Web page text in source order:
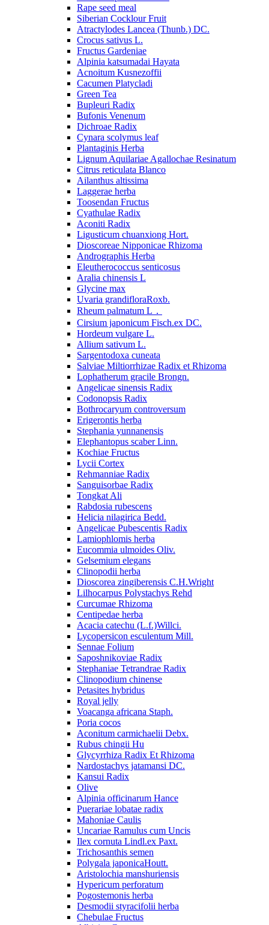
Rape seed meal
Siberian Cocklour Fruit
Atractylodes Lancea (Thunb.) DC.
Crocus sativus L.
Fructus Gardeniae
Alpinia katsumadai Hayata
Acnoitum Kusnezoffii
Cacumen Platycladi
Green Tea
Bupleuri Radix
Bufonis Venenum
Dichroae Radix
Cynara scolymus leaf
Plantaginis Herba
Lignum Aquilariae Agallochae Resinatum
Citrus reticulata Blanco
Ailanthus altissima
Laggerae herba
Toosendan Fructus
Cyathulae Radix
Aconiti Radix
Ligusticum chuanxiong Hort.
Dioscoreae Nipponicae Rhizoma
Andrographis Herba
Eleutherococcus senticosus
Aralia chinensis L
Glycine max
Uvaria grandifloraRoxb.
Rheum palmatum L．
Cirsium japonicum Fisch.ex DC.
Hordeum vulgare L.
Allium sativum L.
Sargentodoxa cuneata
Salviae Miltiorrhizae Radix et Rhizoma
Lophatherum gracile Brongn.
Angelicae sinensis Radix
Codonopsis Radix
Bothrocaryum controversum
Erigerontis herba
Stephania yunnanensis
Elephantopus scaber Linn.
Kochiae Fructus
Lycii Cortex
Rehmanniae Radix
Sanguisorbae Radix
Tongkat Ali
Rabdosia rubescens
Helicia nilagirica Bedd.
Angelicae Pubescentis Radix
Lamiophlomis herba
Eucommia ulmoides Oliv.
Gelsemium elegans
Clinopodii herba
Dioscorea zingiberensis C.H.Wright
Lilhocarpus Polystachys Rehd
Curcumae Rhizoma
Centipedae herba
Acacia catechu (L.f.)Willci.
Lycopersicon esculentum Mill.
Sennae Folium
Saposhnikoviae Radix
Stephaniae Tetrandrae Radix
Clinopodium chinense
Petasites hybridus
Royal jelly
Voacanga africana Staph.
Poria cocos
Aconitum carmichaelii Debx.
Rubus chingii Hu
Glycyrrhiza Radix Et Rhizoma
Nardostachys jatamansi DC.
Kansui Radix
Olive
Alpinia officinarum Hance
Puerariae lobatae radix
Mahoniae Caulis
Uncariae Ramulus cum Uncis
Ilex cornuta Lindl.ex Paxt.
Trichosanthis semen
Polygala japonicaHoutt.
Aristolochia manshuriensis
Hypericum perforatum
Pogostemonis herba
Desmodii styracifolii herba
Chebulae Fructus